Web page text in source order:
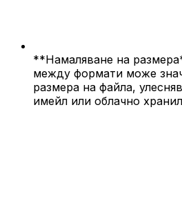
**Намаляване на
между формати може
размера на файла,
имейл или облачно